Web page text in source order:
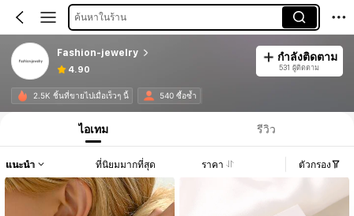
ค้นหาในร้าน
Fashion-jewelry
4.90
กำลังติดตาม
531 ผู้ติดตาม
2.5K ชิ้นที่ขายไปเมื่อเร็วๆ นี้ 540 ซื้อซ้ำ
ไอเทม รีวิว
แนะนำ ที่นิยมมากที่สุด ราคา ตัวกรอง